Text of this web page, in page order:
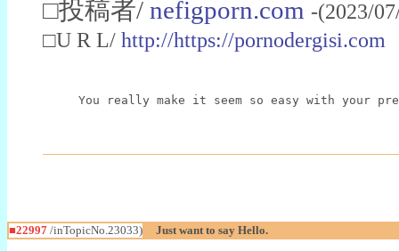
□投稿者/ nefigporn.com -(2023/
□U R L/ http://https://pornodergisi.com
You really make it seem so easy with your
■22997 /inTopicNo.23033) Just want to say Hello.